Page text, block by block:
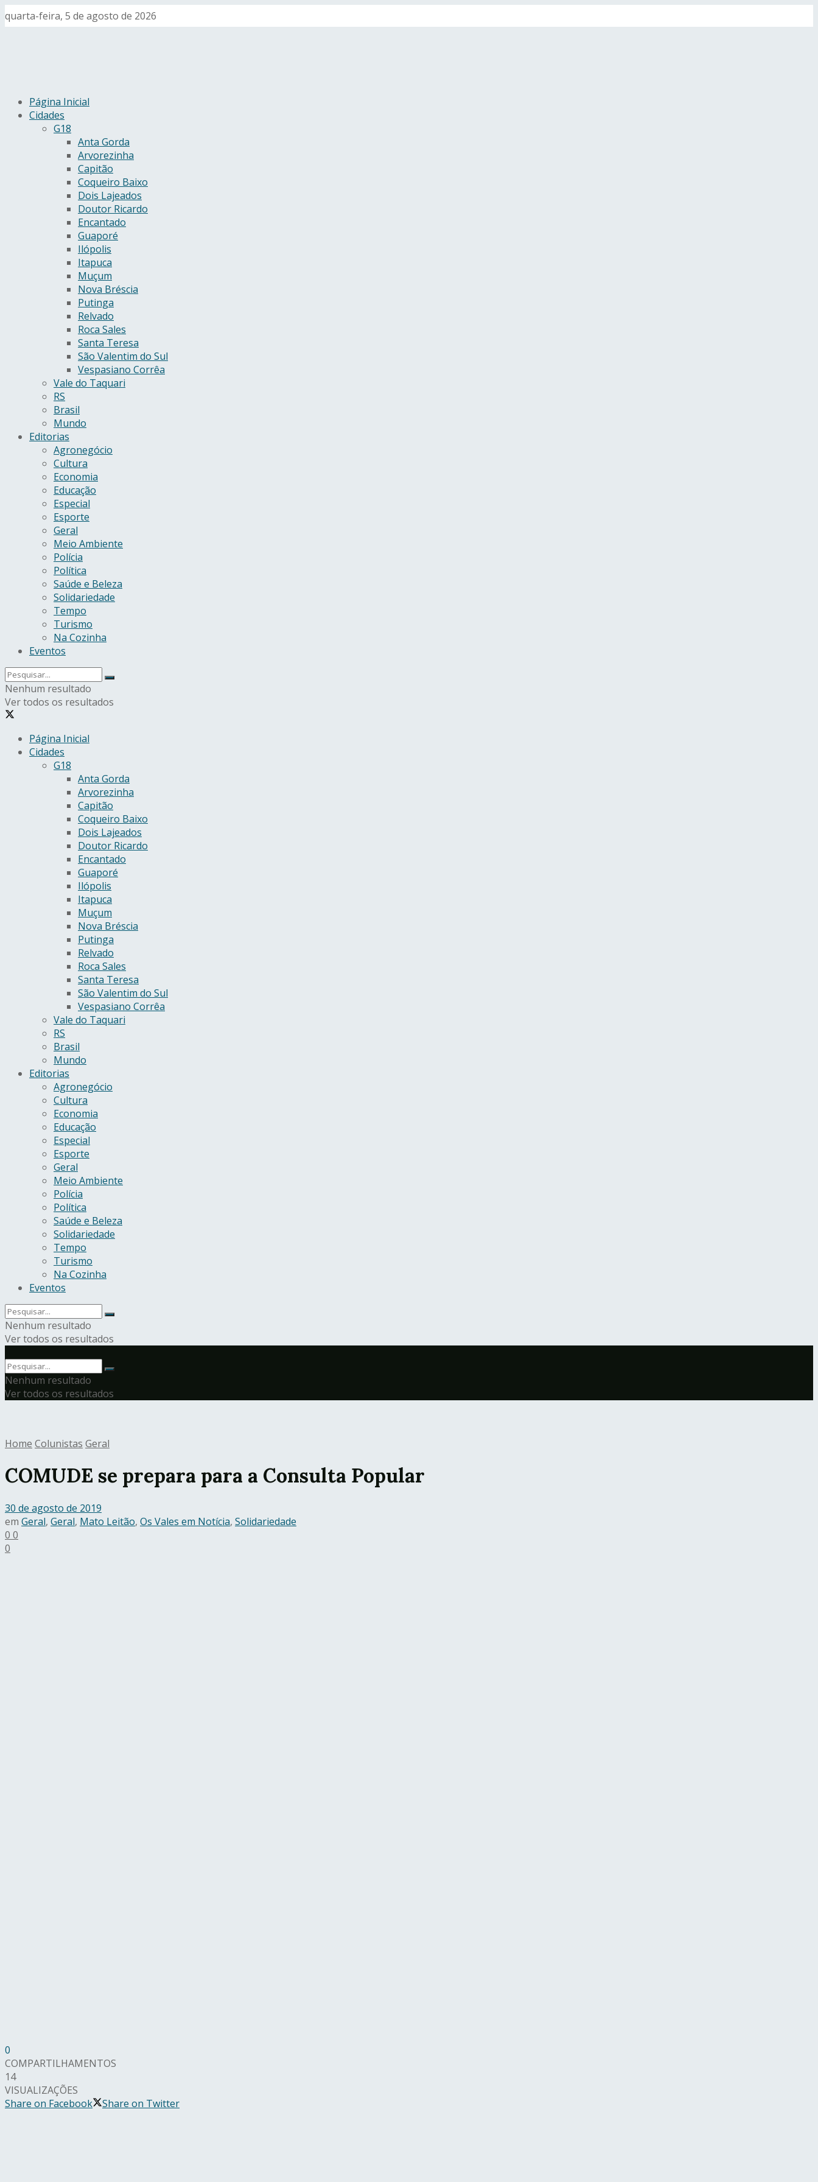
quarta-feira, 5 de agosto de 2026
Página Inicial
Cidades
G18
Anta Gorda
Arvorezinha
Capitão
Coqueiro Baixo
Dois Lajeados
Doutor Ricardo
Encantado
Guaporé
Ilópolis
Itapuca
Muçum
Nova Bréscia
Putinga
Relvado
Roca Sales
Santa Teresa
São Valentim do Sul
Vespasiano Corrêa
Vale do Taquari
RS
Brasil
Mundo
Editorias
Agronegócio
Cultura
Economia
Educação
Especial
Esporte
Geral
Meio Ambiente
Polícia
Política
Saúde e Beleza
Solidariedade
Tempo
Turismo
Na Cozinha
Eventos
Nenhum resultado
Ver todos os resultados
Página Inicial
Cidades
G18
Anta Gorda
Arvorezinha
Capitão
Coqueiro Baixo
Dois Lajeados
Doutor Ricardo
Encantado
Guaporé
Ilópolis
Itapuca
Muçum
Nova Bréscia
Putinga
Relvado
Roca Sales
Santa Teresa
São Valentim do Sul
Vespasiano Corrêa
Vale do Taquari
RS
Brasil
Mundo
Editorias
Agronegócio
Cultura
Economia
Educação
Especial
Esporte
Geral
Meio Ambiente
Polícia
Política
Saúde e Beleza
Solidariedade
Tempo
Turismo
Na Cozinha
Eventos
Nenhum resultado
Ver todos os resultados
Nenhum resultado
Ver todos os resultados
Home Colunistas Geral
COMUDE se prepara para a Consulta Popular
30 de agosto de 2019
em Geral, Geral, Mato Leitão, Os Vales em Notícia, Solidariedade
0 0
0
0
COMPARTILHAMENTOS
14
VISUALIZAÇÕES
Share on Facebook
Share on Twitter